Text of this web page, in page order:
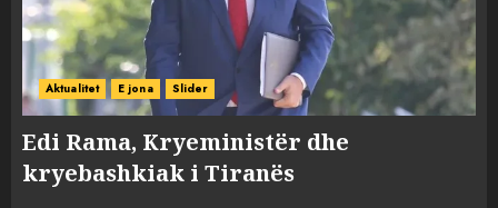
Aktualitet E jona Slider
Edi Rama, Kryeministër dhe
kryebashkiak i Tiranës